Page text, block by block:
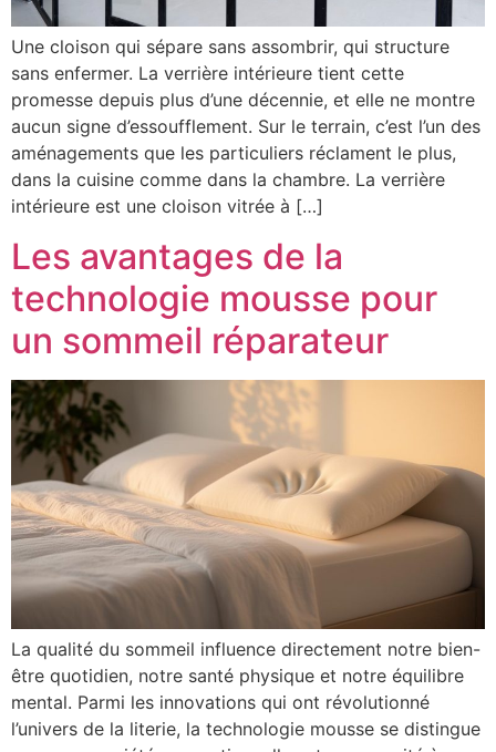
Une cloison qui sépare sans assombrir, qui structure
sans enfermer. La verrière intérieure tient cette
promesse depuis plus d’une décennie, et elle ne montre
aucun signe d’essoufflement. Sur le terrain, c’est l’un des
aménagements que les particuliers réclament le plus,
dans la cuisine comme dans la chambre. La verrière
intérieure est une cloison vitrée à […]
Les avantages de la
technologie mousse pour
un sommeil réparateur
La qualité du sommeil influence directement notre bien-
être quotidien, notre santé physique et notre équilibre
mental. Parmi les innovations qui ont révolutionné
l’univers de la literie, la technologie mousse se distingue